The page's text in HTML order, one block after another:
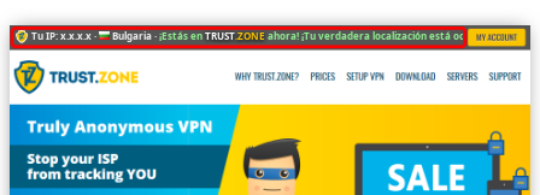
Tu IP: x.x.x.x · Bulgaria ·¡Estás enTRUST.ZONE ahora! ¡Tu verdadera localización está oculta!